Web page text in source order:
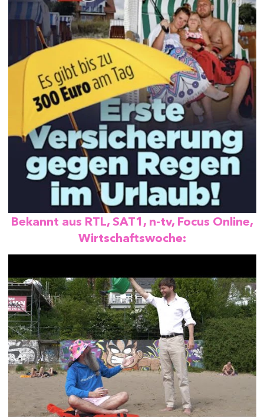
Bekannt aus RTL, SAT1, n-tv, Focus Online,
Wirtschaftswoche: